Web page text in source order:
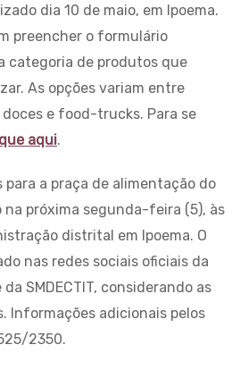
dia 10 de maio, em Ipoema.
preencher o formulário
categoria de produtos que
As opções variam entre
e food-trucks. Para se
aqui.
para a praça de alimentação do
na próxima segunda-feira (5), às
distrital em Ipoema. O
nas redes sociais oficiais da
SMDECTIT, considerando as
Informações adicionais pelos
2350.